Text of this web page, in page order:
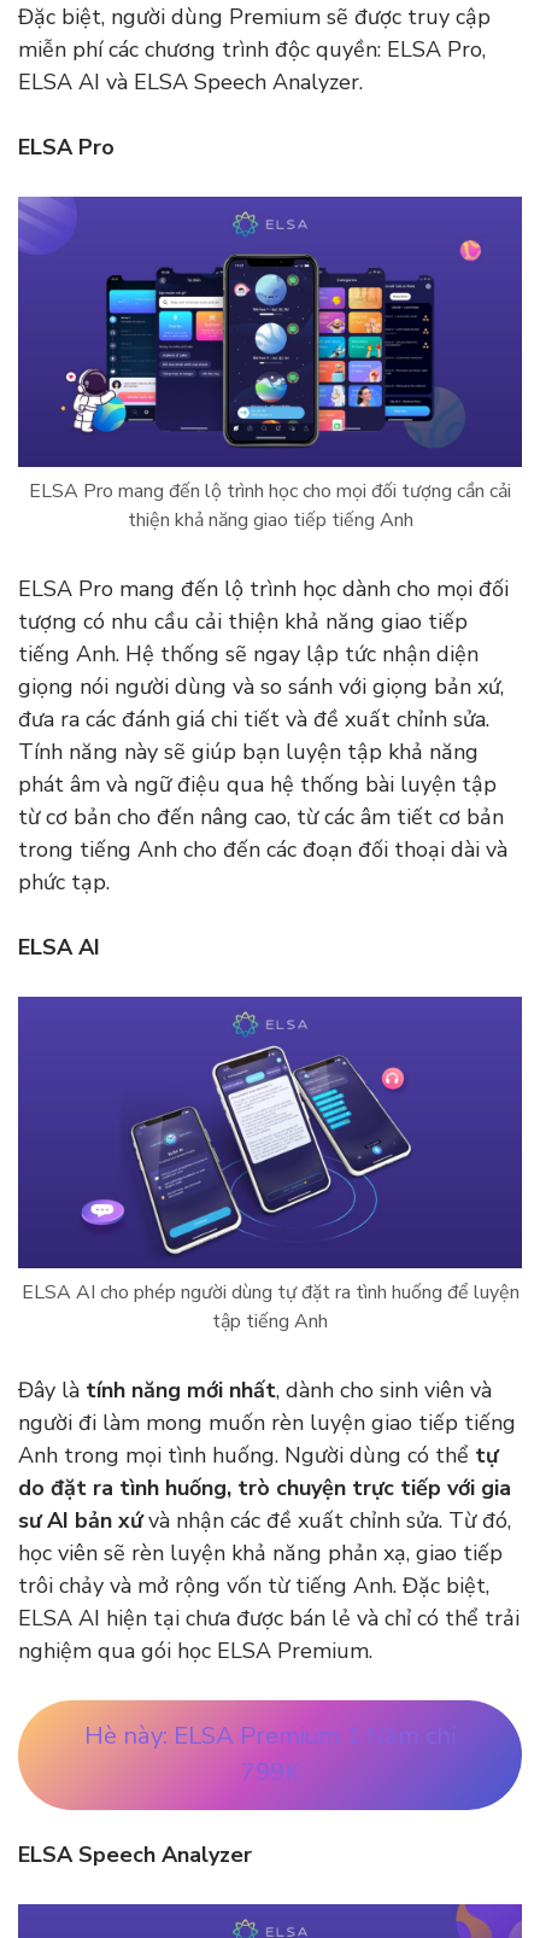
Đặc biệt, người dùng Premium sẽ được truy cập
miễn phí các chương trình độc quyền: ELSA Pro,
ELSA AI và ELSA Speech Analyzer.
ELSA Pro
ELSA Pro mang đến lộ trình học cho mọi đối tượng cần cải
thiện khả năng giao tiếp tiếng Anh
ELSA Pro mang đến lộ trình học dành cho mọi đối
tượng có nhu cầu cải thiện khả năng giao tiếp
tiếng Anh. Hệ thống sẽ ngay lập tức nhận diện
giọng nói người dùng và so sánh với giọng bản xứ,
đưa ra các đánh giá chi tiết và đề xuất chỉnh sửa.
Tính năng này sẽ giúp bạn luyện tập khả năng
phát âm và ngữ điệu qua hệ thống bài luyện tập
từ cơ bản cho đến nâng cao, từ các âm tiết cơ bản
trong tiếng Anh cho đến các đoạn đối thoại dài và
phức tạp.
ELSA AI
ELSA AI cho phép người dùng tự đặt ra tình huống để luyện
tập tiếng Anh
Đây là tính năng mới nhất, dành cho sinh viên và
người đi làm mong muốn rèn luyện giao tiếp tiếng
Anh trong mọi tình huống. Người dùng có thể tự
do đặt ra tình huống, trò chuyện trực tiếp với gia
sư AI bản xứvà nhận các đề xuất chỉnh sửa. Từ đó,
học viên sẽ rèn luyện khả năng phản xạ, giao tiếp
trôi chảy và mở rộng vốn từ tiếng Anh. Đặc biệt,
ELSA AI hiện tại chưa được bán lẻ và chỉ có thể trải
nghiệm qua gói học ELSA Premium.
Hè này: ELSA Premium 1 Năm chỉ
799K
ELSA Speech Analyzer